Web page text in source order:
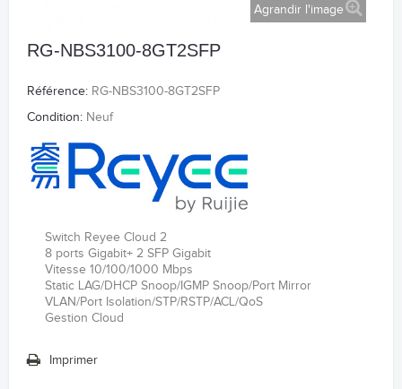
Agrandir l'image
RG-NBS3100-8GT2SFP
Référence: RG-NBS3100-8GT2SFP
Condition: Neuf
Switch Reyee Cloud 2
8 ports Gigabit+ 2 SFP Gigabit
Vitesse 10/100/1000 Mbps
Static LAG/DHCP Snoop/IGMP Snoop/Port Mirror
VLAN/Port Isolation/STP/RSTP/ACL/QoS
Gestion Cloud
Imprimer